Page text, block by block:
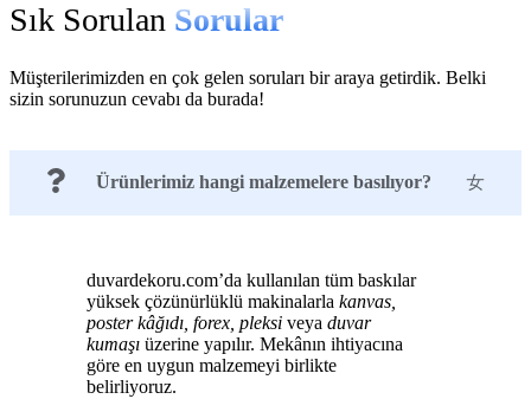
Sık Sorulan Sorular
Müşterilerimizden en çok gelen soruları bir araya getirdik. Belki
sizin sorunuzun cevabı da burada!
Ürünlerimiz hangi malzemelere basılıyor?
duvardekoru.com’da kullanılan tüm baskılar
yüksek çözünürlüklü makinalarla kanvas,
poster kâğıdı, forex, pleksi veya duvar
kumaşı üzerine yapılır. Mekânın ihtiyacına
göre en uygun malzemeyi birlikte
belirliyoruz.